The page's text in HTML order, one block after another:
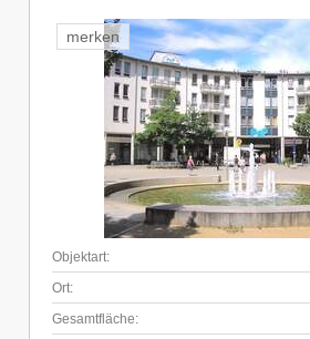
merken
Objektart:
Ort:
Gesamtfläche: